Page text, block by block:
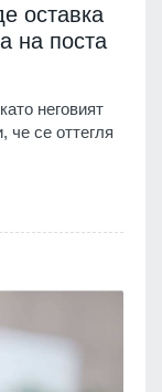
оставка
на поста
неговият
че се оттегля